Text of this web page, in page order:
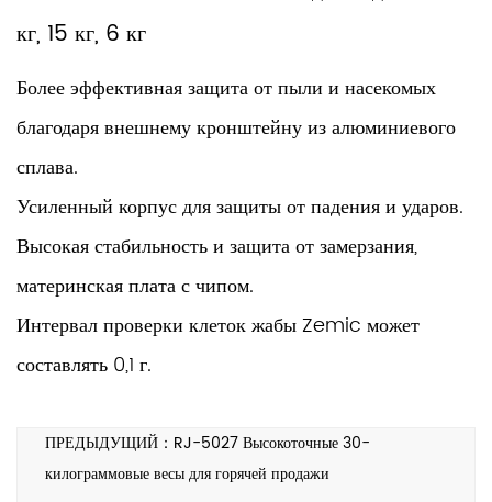
кг, 15 кг, 6 кг
Более эффективная защита от пыли и насекомых
благодаря внешнему кронштейну из алюминиевого
сплава.
Усиленный корпус для защиты от падения и ударов.
Высокая стабильность и защита от замерзания,
материнская плата с чипом.
Интервал проверки клеток жабы Zemic может
составлять 0,1 г.
ПРЕДЫДУЩИЙ：RJ-5027 Высокоточные 30-
килограммовые весы для горячей продажи